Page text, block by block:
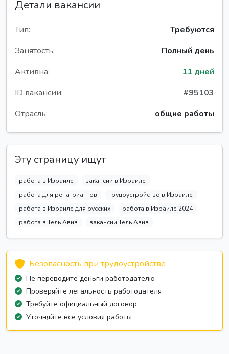
Детали вакансии
Тип:
Требуются
Занятость:
Полный день
Активна:
11 дней
ID вакансии:
#95103
Отрасль:
общие работы
Эту страницу ищут
работа в Израиле
вакансии в Израиле
работа для репатриантов
трудоустройство в Израиле
работа в Израиле для русских
работа в Израиле 2024
работа в Тель Авив
вакансии Тель Авив
Безопасность при трудоустройстве
Не переводите деньги работодателю
Проверяйте легальность работодателя
Требуйте официальный договор
Уточняйте все условия работы